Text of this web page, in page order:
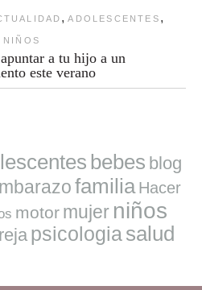
, ADOLESCENTES ,
NIÑOS
a tu hijo a un
este verano
bebes blog
familia Hacer
motor mujer niños
psicologiasalud